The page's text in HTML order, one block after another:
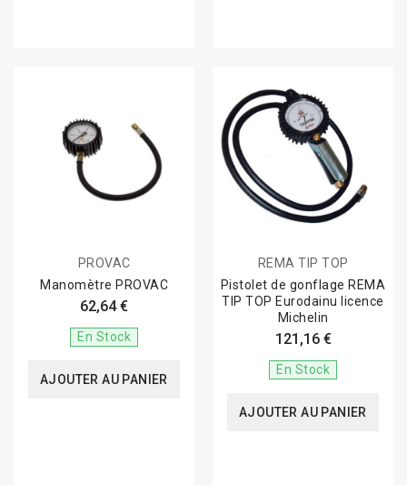
PROVAC
Manomètre PROVAC
62,64 €
En Stock
AJOUTER AU PANIER
REMA TIP TOP
Pistolet de gonflage REMA
TIP TOP Eurodainu licence
Michelin
121,16 €
En Stock
AJOUTER AU PANIER